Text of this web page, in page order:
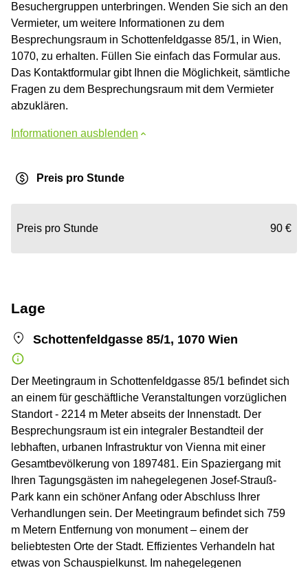
Besuchergruppen unterbringen. Wenden Sie sich an den
Vermieter, um weitere Informationen zu dem
Besprechungsraum in Schottenfeldgasse 85/1, in Wien,
1070, zu erhalten. Füllen Sie einfach das Formular aus.
Das Kontaktformular gibt Ihnen die Möglichkeit, sämtliche
Fragen zu dem Besprechungsraum mit dem Vermieter
abzuklären.
Informationen ausblenden
Preis pro Stunde
Preis pro Stunde 90 €
Lage
Schottenfeldgasse 85/1, 1070 Wien
Der Meetingraum in Schottenfeldgasse 85/1 befindet sich
an einem für geschäftliche Veranstaltungen vorzüglichen
Standort - 2214 m Meter abseits der Innenstadt. Der
Besprechungsraum ist ein integraler Bestandteil der
lebhaften, urbanen Infrastruktur von Vienna mit einer
Gesamtbevölkerung von 1897481. Ein Spaziergang mit
Ihren Tagungsgästen im nahegelegenen Josef-Strauß-
Park kann ein schöner Anfang oder Abschluss Ihrer
Verhandlungen sein. Der Meetingraum befindet sich 759
m Metern Entfernung von monument – einem der
beliebtesten Orte der Stadt. Effizientes Verhandeln hat
etwas von Schauspielkunst. Im nahegelegenen